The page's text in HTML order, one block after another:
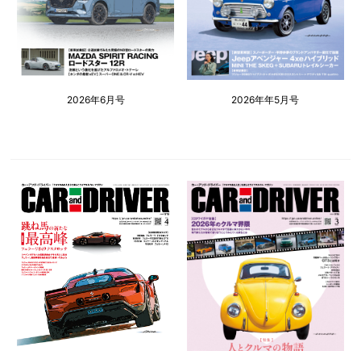
2026年6月号 2026年年5月号